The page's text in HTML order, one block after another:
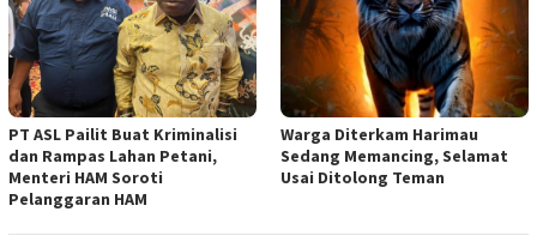
PT ASL Pailit Buat Kriminalisi
dan Rampas Lahan Petani,
Menteri HAM Soroti
Pelanggaran HAM
Warga Diterkam Harimau
Sedang Memancing, Selamat
Usai Ditolong Teman